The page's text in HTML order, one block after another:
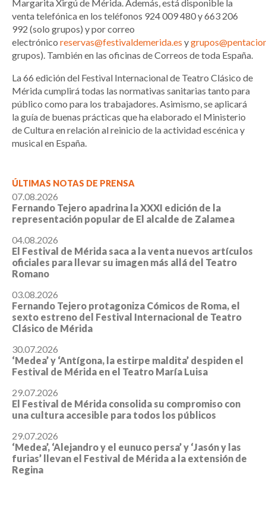
Margarita Xirgú de Mérida. Además, está disponible la
venta telefónica en los teléfonos 924 009 480 y 663 206
992 (solo grupos) y por correo
electrónico reservas@festivaldemerida.es y
grupos). También en las oficinas de Correos de toda España.
La 66 edición del Festival Internacional de Teatro Clásico de
Mérida cumplirá todas las normativas sanitarias tanto para
público como para los trabajadores. Asimismo, se aplicará
la guía de buenas prácticas que ha elaborado el Ministerio
de Cultura en relación al reinicio de la actividad escénica y
musical en España.
ÚLTIMAS NOTAS DE PRENSA
07.08.2026
Fernando Tejero apadrina la XXXI edición de la
representación popular de El alcalde de Zalamea
04.08.2026
El Festival de Mérida saca a la venta nuevos artículos
oficiales para llevar su imagen más allá del Teatro
Romano
03.08.2026
Fernando Tejero protagoniza Cómicos de Roma, el
sexto estreno del Festival Internacional de Teatro
Clásico de Mérida
30.07.2026
‘Medea’ y ‘Antígona, la estirpe maldita’ despiden el
Festival de Mérida en el Teatro María Luisa
29.07.2026
El Festival de Mérida consolida su compromiso con
una cultura accesible para todos los públicos
29.07.2026
‘Medea’, ‘Alejandro y el eunuco persa’ y ‘Jasón y las
furias’ llevan el Festival de Mérida a la extensión de
Regina